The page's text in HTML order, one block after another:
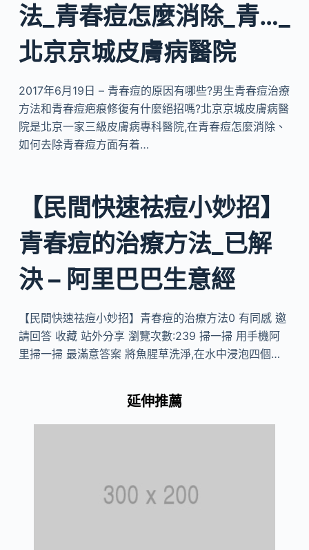
法_青春痘怎麼消除_青…_
北京京城皮膚病醫院
2017年6月19日 – 青春痘的原因有哪些?男生青春痘治療
方法和青春痘疤痕修復有什麼絕招嗎?北京京城皮膚病醫
院是北京一家三級皮膚病專科醫院,在青春痘怎麼消除、
如何去除青春痘方面有着…
【民間快速祛痘小妙招】
青春痘的治療方法_已解
決 – 阿里巴巴生意經
【民間快速祛痘小妙招】青春痘的治療方法0 有同感 邀
請回答 收藏 站外分享 瀏覽次數:239 掃一掃 用手機阿
里掃一掃 最滿意答案 將魚腥草洗淨,在水中浸泡四個…
延伸推薦